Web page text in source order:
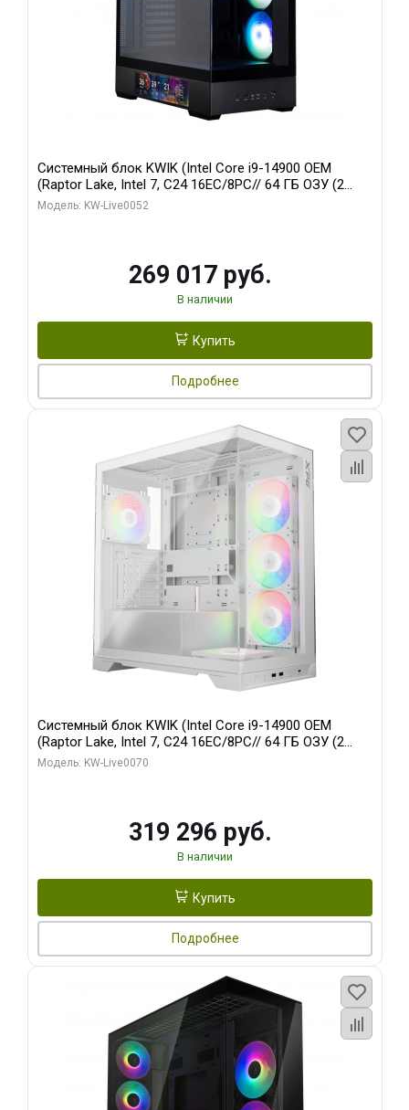
Системный блок KWIK (Intel Core i9-14900 OEM
(Raptor Lake, Intel 7, C24 16EC/8PC// 64 ГБ ОЗУ (2
модуля)/ Palit RTX5080 GAMINGPRO OC 16GB GDDR7
Модель: KW-Live0052
269 017 руб.
В наличии
Купить
Подробнее
Системный блок KWIK (Intel Core i9-14900 OEM
(Raptor Lake, Intel 7, C24 16EC/8PC// 64 ГБ ОЗУ (2
модуля)/ Gigabyte RTX5080 XTREME WATERFORCE
Модель: KW-Live0070
319 296 руб.
В наличии
Купить
Подробнее